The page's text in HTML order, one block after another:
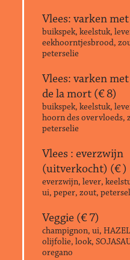
Vlees: varken
buikspek, keelstuk,
eekhoorntjesbrood,
peterselie
Vlees: varken
de la mort (€8)
buikspek, keelstuk,
hoorn des overvloeds,
peterselie
Vlees : everzwijn
(uitverkocht) (€)
everzwijn, lever,
ui, peper, zout,
Veggie (€7)
champignon, ui,
olijfolie, look,
oregano